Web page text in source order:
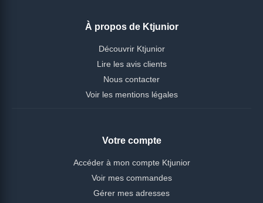
À propos de Ktjunior
Découvrir Ktjunior
Lire les avis clients
Nous contacter
Voir les mentions légales
Votre compte
Accéder à mon compte Ktjunior
Voir mes commandes
Gérer mes adresses